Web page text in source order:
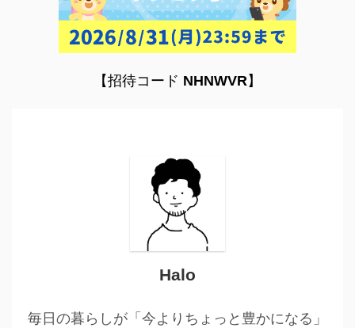
【招待コード NHNWVR】
Halo
毎日の暮らしが「今よりちょっと豊かになる」